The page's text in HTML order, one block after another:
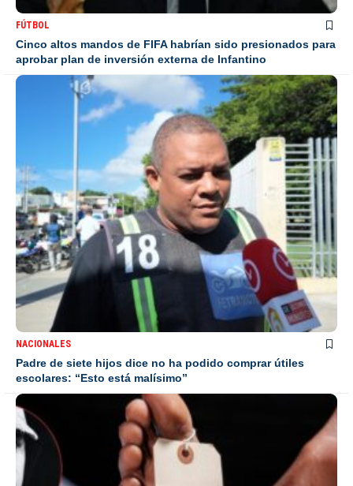
FÚTBOL
Cinco altos mandos de FIFA habrían sido presionados para
aprobar plan de inversión externa de Infantino
NACIONALES
Padre de siete hijos dice no ha podido comprar útiles
escolares: “Esto está malísimo”